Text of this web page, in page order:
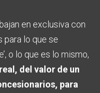
en exclusiva con
para lo que se
o lo que es lo mismo,
del valor de un
para